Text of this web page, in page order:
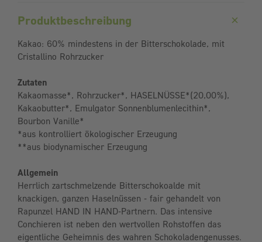
Produktbeschreibung
Kakao: 60% mindestens in der Bitterschokolade, mit
Cristallino Rohrzucker
Zutaten
Kakaomasse*, Rohrzucker*, HASELNÜSSE*(20,00%),
Kakaobutter*, Emulgator Sonnenblumenlecithin*,
Bourbon Vanille*
*aus kontrolliert ökologischer Erzeugung
**aus biodynamischer Erzeugung
Allgemein
Herrlich zartschmelzende Bitterschokoalde mit
knackigen, ganzen Haselnüssen - fair gehandelt von
Rapunzel HAND IN HAND-Partnern. Das intensive
Conchieren ist neben den wertvollen Rohstoffen das
eigentliche Geheimnis des wahren Schokoladengenusses.